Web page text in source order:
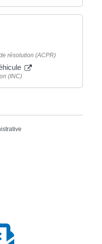
résolution (ACPR)
(INC)